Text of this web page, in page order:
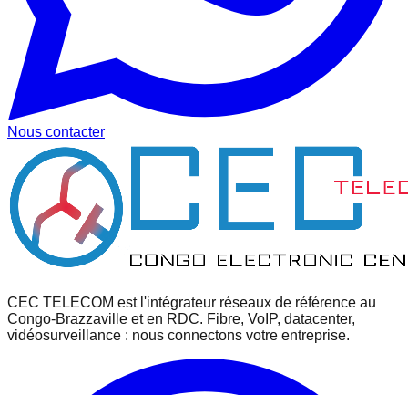
Nous contacter
CEC TELECOM est l'intégrateur réseaux de référence au
Congo-Brazzaville et en RDC. Fibre, VoIP, datacenter,
vidéosurveillance : nous connectons votre entreprise.